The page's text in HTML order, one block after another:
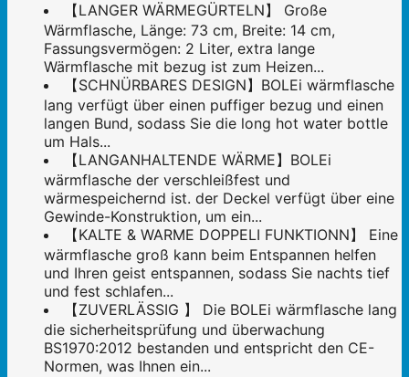
【LANGER WÄRMEGÜRTELN】 Große
Wärmflasche, Länge: 73 cm, Breite: 14 cm,
Fassungsvermögen: 2 Liter, extra lange
Wärmflasche mit bezug ist zum Heizen...
【SCHNÜRBARES DESIGN】BOLEi wärmflasche
lang verfügt über einen puffiger bezug und einen
langen Bund, sodass Sie die long hot water bottle
um Hals...
【LANGANHALTENDE WÄRME】BOLEi
wärmflasche der verschleißfest und
wärmespeichernd ist. der Deckel verfügt über eine
Gewinde-Konstruktion, um ein...
【KALTE & WARME DOPPELI FUNKTIONN】 Eine
wärmflasche groß kann beim Entspannen helfen
und Ihren geist entspannen, sodass Sie nachts tief
und fest schlafen...
【ZUVERLÄSSIG 】 Die BOLEi wärmflasche lang
die sicherheitsprüfung und überwachung
BS1970:2012 bestanden und entspricht den CE-
Normen, was Ihnen ein...